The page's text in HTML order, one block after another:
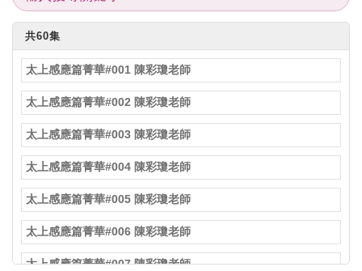
共60集
太上感應篇菁華#001 陳彩瓊老師
太上感應篇菁華#002 陳彩瓊老師
太上感應篇菁華#003 陳彩瓊老師
太上感應篇菁華#004 陳彩瓊老師
太上感應篇菁華#005 陳彩瓊老師
太上感應篇菁華#006 陳彩瓊老師
太上感應篇菁華#007 陳彩瓊老師